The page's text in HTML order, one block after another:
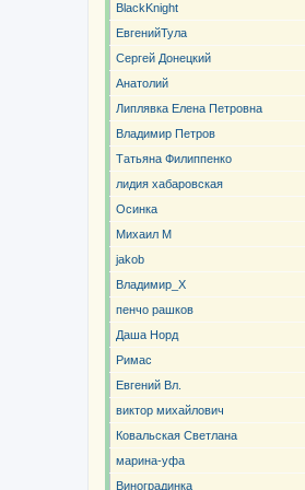
BlackKnight
ЕвгенийТула
Сергей Донецкий
Анатолий
Липлявка Елена Петровна
Владимир Петров
Татьяна Филиппенко
лидия хабаровская
Осинка
Михаил М
jakob
Владимир_X
пенчо рашков
Даша Норд
Римас
Евгений Вл.
виктор михайлович
Ковальская Светлана
марина-уфа
Виноградинка